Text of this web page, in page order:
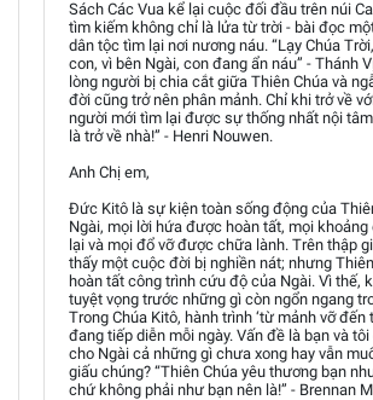
Sách Các Vua kể lại cuộc đối đầu trên núi
tìm kiếm không chỉ là lửa từ trời - bài đọc
dân tộc tìm lại nơi nương náu. “Lạy Chúa
con, vì bên Ngài, con đang ẩn náu” - Thánh
lòng người bị chia cắt giữa Thiên Chúa và
đời cũng trở nên phân mảnh. Chỉ khi trở về
người mới tìm lại được sự thống nhất nội
là trở về nhà!” - Henri Nouwen.
Anh Chị em,
Đức Kitô là sự kiện toàn sống động của
Ngài, mọi lời hứa được hoàn tất, mọi
lại và mọi đổ vỡ được chữa lành. Trên thập
thấy một cuộc đời bị nghiền nát; nhưng
hoàn tất công trình cứu độ của Ngài. Vì thế,
tuyệt vọng trước những gì còn ngổn ngang
Trong Chúa Kitô, hành trình ‘từ mảnh vỡ đến
đang tiếp diễn mỗi ngày. Vấn đề là bạn và
cho Ngài cả những gì chưa xong hay vẫn
giấu chúng? “Thiên Chúa yêu thương bạn
chứ không phải như bạn nên là!” - Brennan